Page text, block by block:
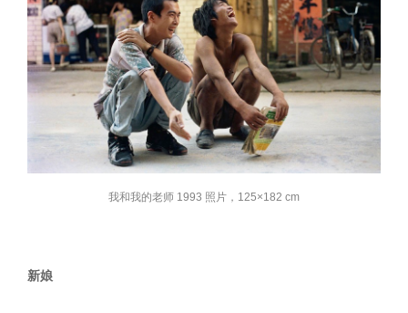
我和我的老师 1993 照片，125×182 cm
新娘